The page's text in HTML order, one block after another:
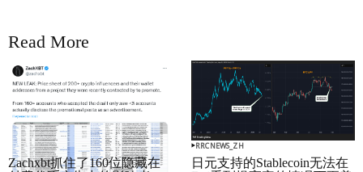
Read More
RRCNEWS_ZH
Zachxbt抓住了160位隐藏在
RRCNEWS_ZH
日元支持的Stablecoin无法在